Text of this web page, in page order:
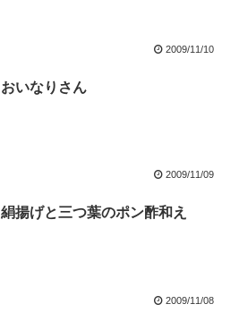
2009/11/10
おいなりさん
2009/11/09
絹揚げと三つ葉のポン酢和え
2009/11/08